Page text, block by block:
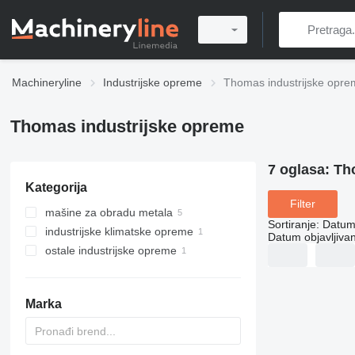
Machineryline Industrijske opreme Thomas industrijske
Thomas industrijske opreme
Kategorija
mašine za obradu metala
trakaste testere za metal
industrijske klimatske opreme
industrijski pročišćivači vazduha
ostale industrijske opreme
Marka
7 oglasa:
Filter
Sortiranje:
Datum